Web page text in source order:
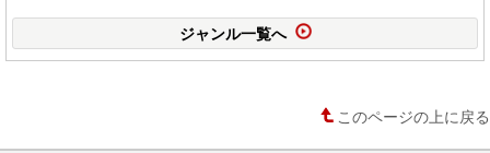
ジャンル一覧へ
このページの上に戻る